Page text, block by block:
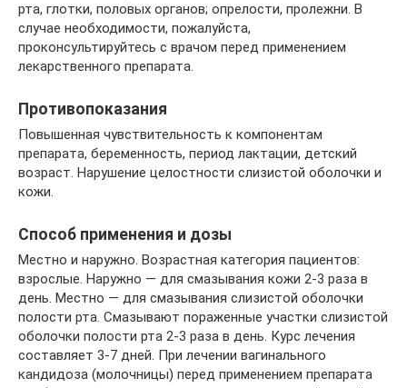
рта, глотки, половых органов; опрелости, пролежни. В
случае необходимости, пожалуйста,
проконсультируйтесь с врачом перед применением
лекарственного препарата.
Противопоказания
Повышенная чувствительность к компонентам
препарата, беременность, период лактации, детский
возраст. Нарушение целостности слизистой оболочки и
кожи.
Способ применения и дозы
Местно и наружно. Возрастная категория пациентов:
взрослые. Наружно — для смазывания кожи 2-3 раза в
день. Местно — для смазывания слизистой оболочки
полости рта. Смазывают пораженные участки слизистой
оболочки полости рта 2-3 раза в день. Курс лечения
составляет 3-7 дней. При лечении вагинального
кандидоза (молочницы) перед применением препарата